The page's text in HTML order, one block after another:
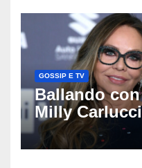
GOSSIP E TV
Ballando
Milly
colpo: tra i
Muti e